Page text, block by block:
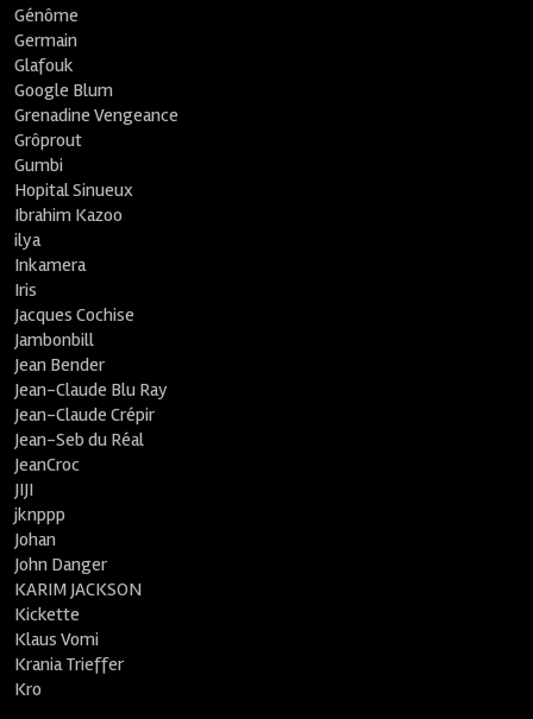
Génôme
Germain
Glafouk
Google Blum
Grenadine Vengeance
Grôprout
Gumbi
Hopital Sinueux
Ibrahim Kazoo
ilya
Inkamera
Iris
Jacques Cochise
Jambonbill
Jean Bender
Jean-Claude Blu Ray
Jean-Claude Crépir
Jean-Seb du Réal
JeanCroc
JIJI
jknppp
Johan
John Danger
KARIM JACKSON
Kickette
Klaus Vomi
Krania Trieffer
Kro